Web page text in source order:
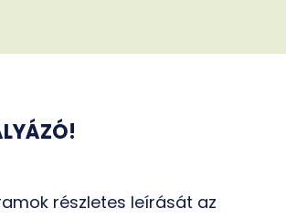
részletes leírását az